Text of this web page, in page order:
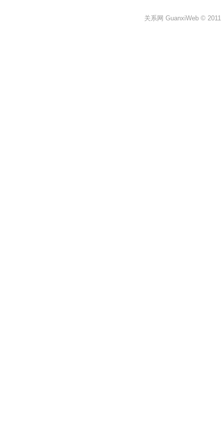
关系网 GuanxiWeb ©